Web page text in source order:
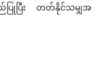
ြုပြီး တတ်နိုင်သမျှအ